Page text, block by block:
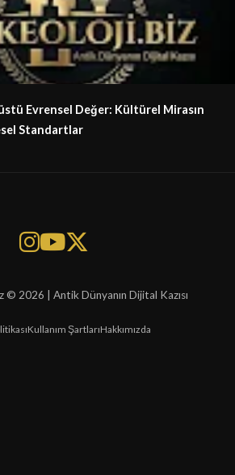
Evrensel Değer: Kültürel Mirasın
Standartlar
© 2026 | Antik Dünyanın Dijital Kazısı
Kullanım ŞartlarıHakkımızda